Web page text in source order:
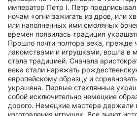
император Петр I. Петр предписывал
ночам «огни зажигать из дров, или
или наполненных ими смоляных
времен появилась традиция
Прошло почти полтора века, прежде
лакомствами и игрушками, вошла в
стала традицией. Сначала
века стали наряжать
европейскому образцу и
украшена. Первые стеклянные
собой исключительно немецкие
дорого. Немецкие мастера держали
изготовления игрушек. Все знают